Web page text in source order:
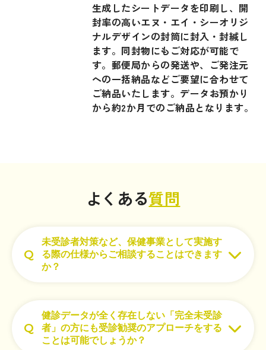
生成したシートデータを印刷し、開
封率の高いエヌ・エイ・シーオリジ
ナルデザインの封筒に封入・封緘し
ます。同封物にもご対応が可能で
す。郵便局からの発送や、ご発注元
への一括納品などご要望に合わせて
ご納品いたします。データお預かり
から約2か月でのご納品となります。
よくある質問
未受診者対策など、保健事業として実施す
る際の仕様からご相談することはできます
か？
健診データが全く存在しない「完全未受診
者」の方にも受診勧奨のアプローチをする
ことは可能でしょうか？